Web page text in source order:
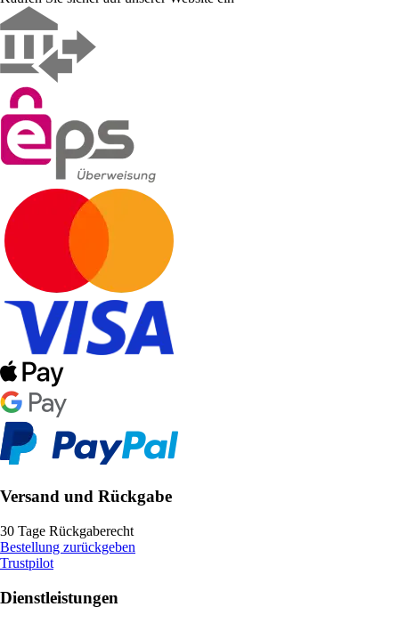
Versand und Rückgabe
30 Tage Rückgaberecht
Bestellung zurückgeben
Trustpilot
Dienstleistungen